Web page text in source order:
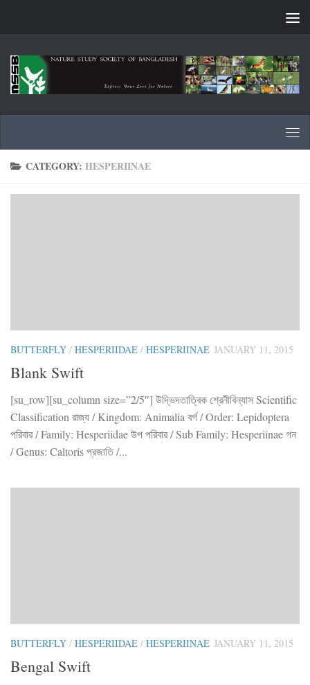
CATEGORY: HESPERIINAE
BUTTERFLY / HESPERIIDAE / HESPERIINAE JANUARY 11, 2015
Blank Swift
[su_row][su_column size=”2/5″] উদ্ভিদতাত্বিক শ্রেনীবিন্যাস Scientific
Classification রাজ্য / Kingdom: Animalia বর্গ / Order: Lepidoptera
পরিবার / Family: Hesperiidae উপ পরিবার / Sub Family: Hesperiinae গন
/ Genus: Caltoris প্রজাতি /...
BUTTERFLY / HESPERIIDAE / HESPERIINAE JANUARY 11, 2015
Bengal Swift